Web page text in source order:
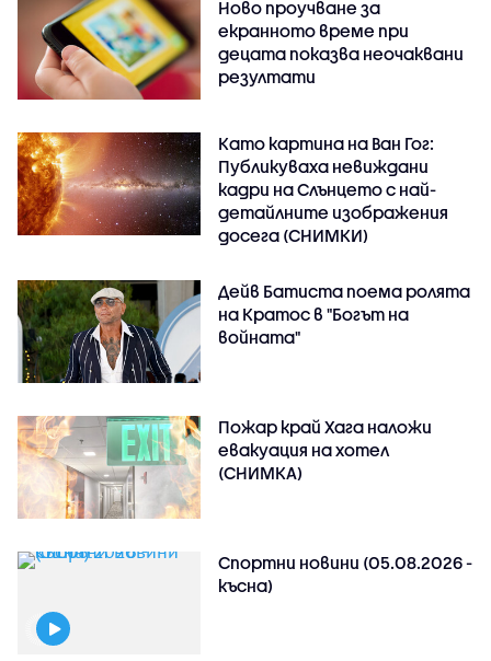
Ново проучване за
екранното време при
децата показва неочаквани
резултати
Като картина на Ван Гог:
Публикуваха невиждани
кадри на Слънцето с най-
детайлните изображения
досега (СНИМКИ)
Дейв Батиста поема ролята
на Кратос в "Богът на
войната"
Пожар край Хага наложи
евакуация на хотел
(СНИМКА)
Спортни новини (05.08.2026 -
късна)